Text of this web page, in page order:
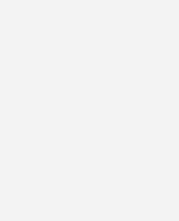
ihren Betrieb
gibt
Hand. Der